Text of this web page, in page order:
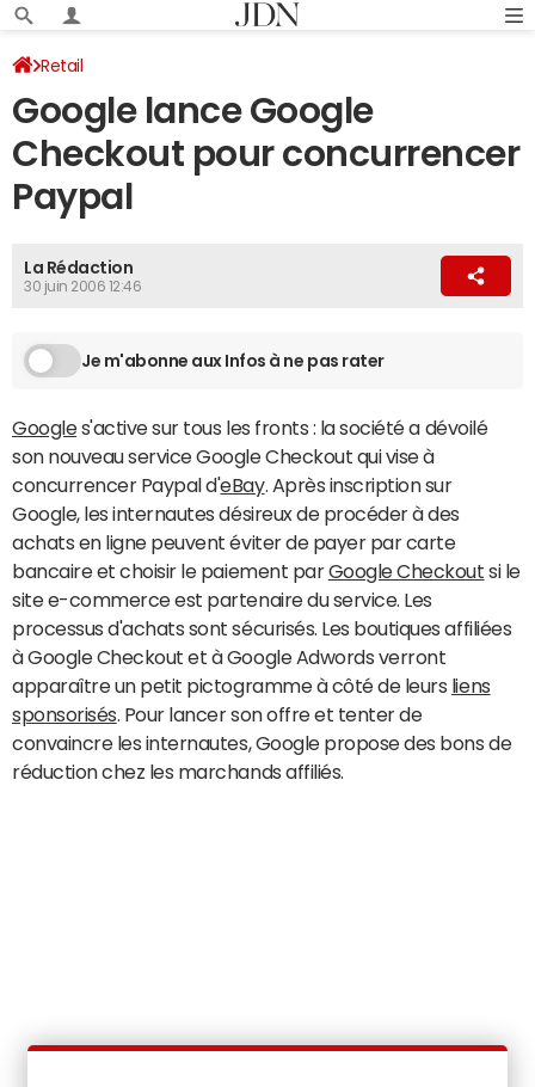
Retail
Google lance Google
Checkout pour concurrencer
Paypal
La Rédaction
30 juin 2006 12:46
Je m'abonne aux Infos à ne pas rater
Googles'active sur tous les fronts : la société a dévoilé
son nouveau service Google Checkout qui vise à
concurrencer Paypal d'eBay. Après inscription sur
Google, les internautes désireux de procéder à des
achats en ligne peuvent éviter de payer par carte
bancaire et choisir le paiement parGoogle Checkout si le
site e-commerce est partenaire du service. Les
processus d'achats sont sécurisés. Les boutiques affiliées
à Google Checkout et à Google Adwords verront
apparaître un petit pictogramme à côté de leurs liens
sponsorisés . Pour lancer son offre et tenter de
convaincre les internautes, Google propose des bons de
réduction chez les marchands affiliés.